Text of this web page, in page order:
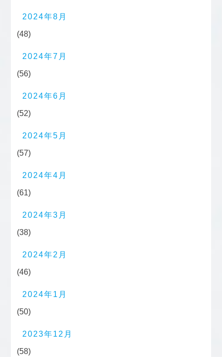
2024年8月
(48)
2024年7月
(56)
2024年6月
(52)
2024年5月
(57)
2024年4月
(61)
2024年3月
(38)
2024年2月
(46)
2024年1月
(50)
2023年12月
(58)